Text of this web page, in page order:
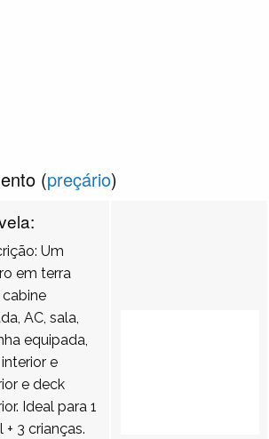
(preçário)
Um
em terra
AC, sala,
equipada,
interior e
e deck
Ideal para 1
+ 3 crianças.